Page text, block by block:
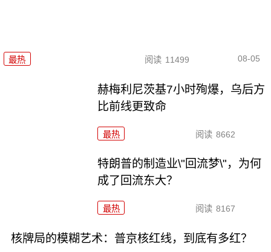
最热 阅读 11499 08-05
赫梅利尼茨基7小时殉爆，乌后方
比前线更致命
最热 阅读 8662
特朗普的制造业\"回流梦\"，为何
成了回流东大？
最热 阅读 8167
核牌局的模糊艺术：普京核红线，到底有多红？